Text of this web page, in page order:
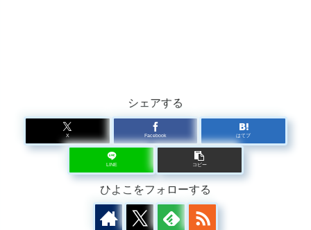
シェアする
X Facebook はてブ
LINE コピー
ひよこをフォローする